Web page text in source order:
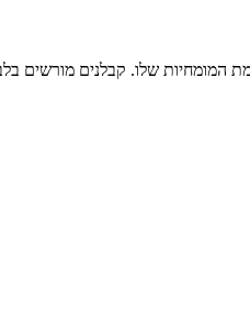
המומחיות שלו. קבלנים מורשים